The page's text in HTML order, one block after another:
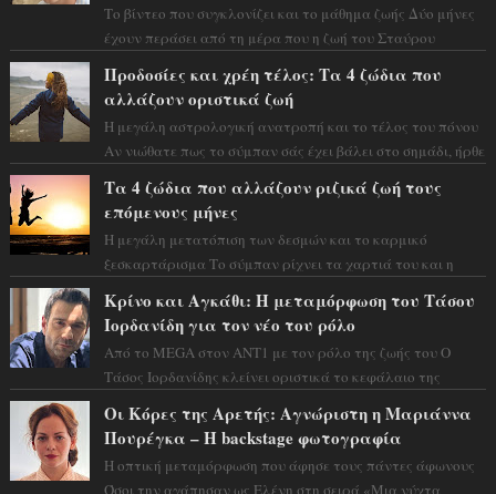
Το βίντεο που συγκλονίζει και το μάθημα ζωής Δύο μήνες
έχουν περάσει από τη μέρα που η ζωή του Σταύρου
Προδοσίες και χρέη τέλος: Τα 4 ζώδια που
αλλάζουν οριστικά ζωή
Η μεγάλη αστρολογική ανατροπή και το τέλος του πόνου
Αν νιώθατε πως το σύμπαν σάς έχει βάλει στο σημάδι, ήρθε
Τα 4 ζώδια που αλλάζουν ριζικά ζωή τους
επόμενους μήνες
Η μεγάλη μετατόπιση των δεσμών και το καρμικό
ξεσκαρτάρισμα Το σύμπαν ρίχνει τα χαρτιά του και η
Κρίνο και Αγκάθι: Η μεταμόρφωση του Τάσου
Ιορδανίδη για τον νέο του ρόλο
Από το MEGA στον ΑΝΤ1 με τον ρόλο της ζωής του Ο
Τάσος Ιορδανίδης κλείνει οριστικά το κεφάλαιο της
Οι Κόρες της Αρετής: Αγνώριστη η Μαριάννα
Πουρέγκα – H backstage φωτογραφία
Η οπτική μεταμόρφωση που άφησε τους πάντες άφωνους
Όσοι την αγάπησαν ως Ελένη στη σειρά «Μια νύχτα